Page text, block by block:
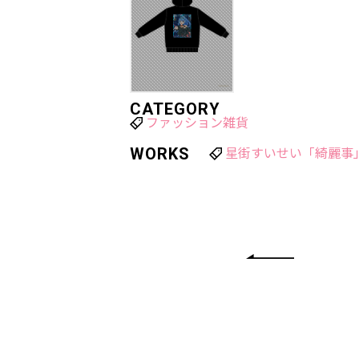
CATEGORY
ファッション雑貨
WORKS 星街すいせい「綺麗事